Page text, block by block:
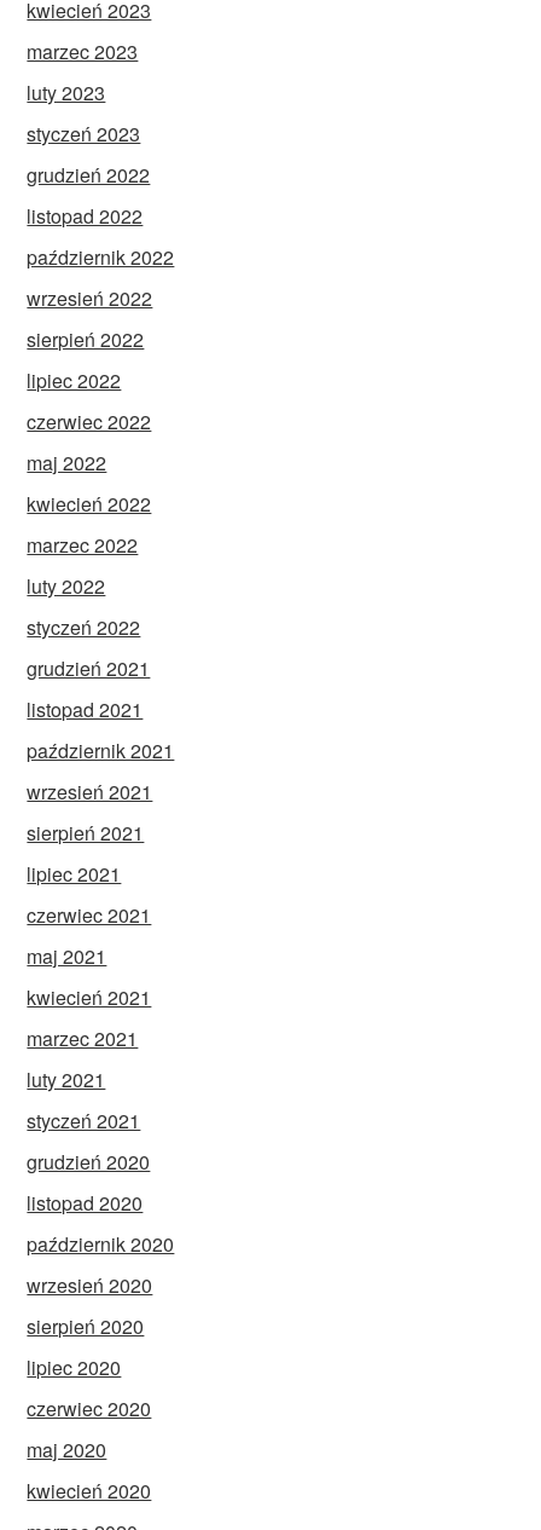
kwiecień 2023
marzec 2023
luty 2023
styczeń 2023
grudzień 2022
listopad 2022
październik 2022
wrzesień 2022
sierpień 2022
lipiec 2022
czerwiec 2022
maj 2022
kwiecień 2022
marzec 2022
luty 2022
styczeń 2022
grudzień 2021
listopad 2021
październik 2021
wrzesień 2021
sierpień 2021
lipiec 2021
czerwiec 2021
maj 2021
kwiecień 2021
marzec 2021
luty 2021
styczeń 2021
grudzień 2020
listopad 2020
październik 2020
wrzesień 2020
sierpień 2020
lipiec 2020
czerwiec 2020
maj 2020
kwiecień 2020